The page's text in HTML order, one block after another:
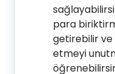
para
getirebilir
etmeyi